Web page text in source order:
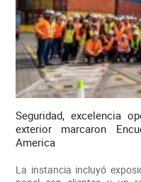
Seguridad, excelencia
exterior marcaron
America
La instancia incluyó